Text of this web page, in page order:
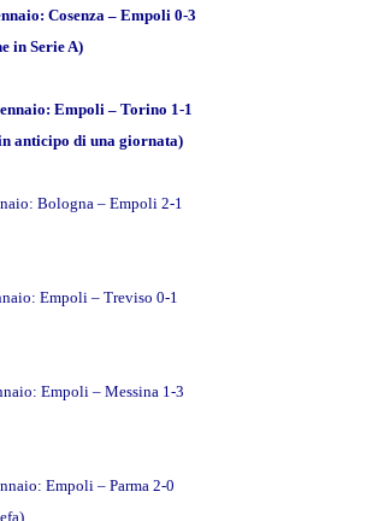
Cosenza – Empoli 0-3
in Serie A)
Empoli – Torino 1-1
anticipo di una giornata)
Bologna – Empoli 2-1
Empoli – Treviso 0-1
Empoli – Messina 1-3
Empoli – Parma 2-0